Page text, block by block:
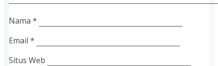
Nama *
Email *
Situs Web